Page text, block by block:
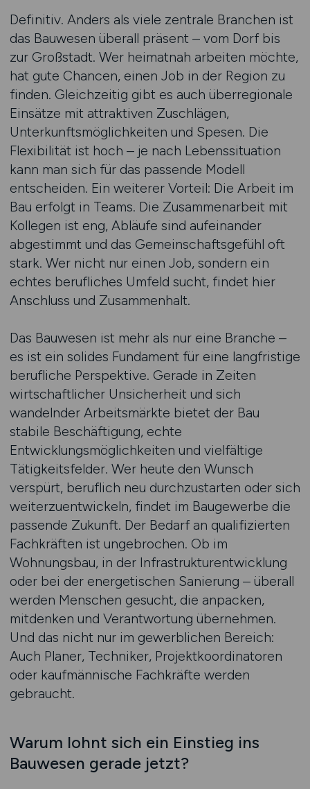
Definitiv. Anders als viele zentrale Branchen ist
das Bauwesen überall präsent – vom Dorf bis
zur Großstadt. Wer heimatnah arbeiten möchte,
hat gute Chancen, einen Job in der Region zu
finden. Gleichzeitig gibt es auch überregionale
Einsätze mit attraktiven Zuschlägen,
Unterkunftsmöglichkeiten und Spesen. Die
Flexibilität ist hoch – je nach Lebenssituation
kann man sich für das passende Modell
entscheiden. Ein weiterer Vorteil: Die Arbeit im
Bau erfolgt in Teams. Die Zusammenarbeit mit
Kollegen ist eng, Abläufe sind aufeinander
abgestimmt und das Gemeinschaftsgefühl oft
stark. Wer nicht nur einen Job, sondern ein
echtes berufliches Umfeld sucht, findet hier
Anschluss und Zusammenhalt.
Das Bauwesen ist mehr als nur eine Branche –
es ist ein solides Fundament für eine langfristige
berufliche Perspektive. Gerade in Zeiten
wirtschaftlicher Unsicherheit und sich
wandelnder Arbeitsmärkte bietet der Bau
stabile Beschäftigung, echte
Entwicklungsmöglichkeiten und vielfältige
Tätigkeitsfelder. Wer heute den Wunsch
verspürt, beruflich neu durchzustarten oder sich
weiterzuentwickeln, findet im Baugewerbe die
passende Zukunft. Der Bedarf an qualifizierten
Fachkräften ist ungebrochen. Ob im
Wohnungsbau, in der Infrastrukturentwicklung
oder bei der energetischen Sanierung – überall
werden Menschen gesucht, die anpacken,
mitdenken und Verantwortung übernehmen.
Und das nicht nur im gewerblichen Bereich:
Auch Planer, Techniker, Projektkoordinatoren
oder kaufmännische Fachkräfte werden
gebraucht.
Warum lohnt sich ein Einstieg ins
Bauwesen gerade jetzt?